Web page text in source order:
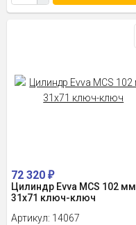
72 320 ₽
Цилиндр Evva MCS 102 мм
31x71 ключ-ключ
Артикул: 14067